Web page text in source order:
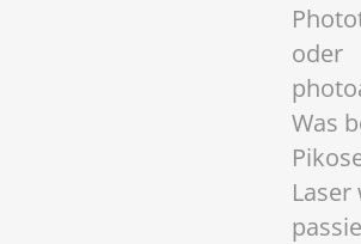
oder
Was